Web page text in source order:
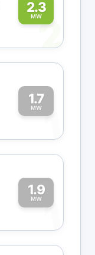
2.3
MW2
1.7
MW1
1.9
MW1